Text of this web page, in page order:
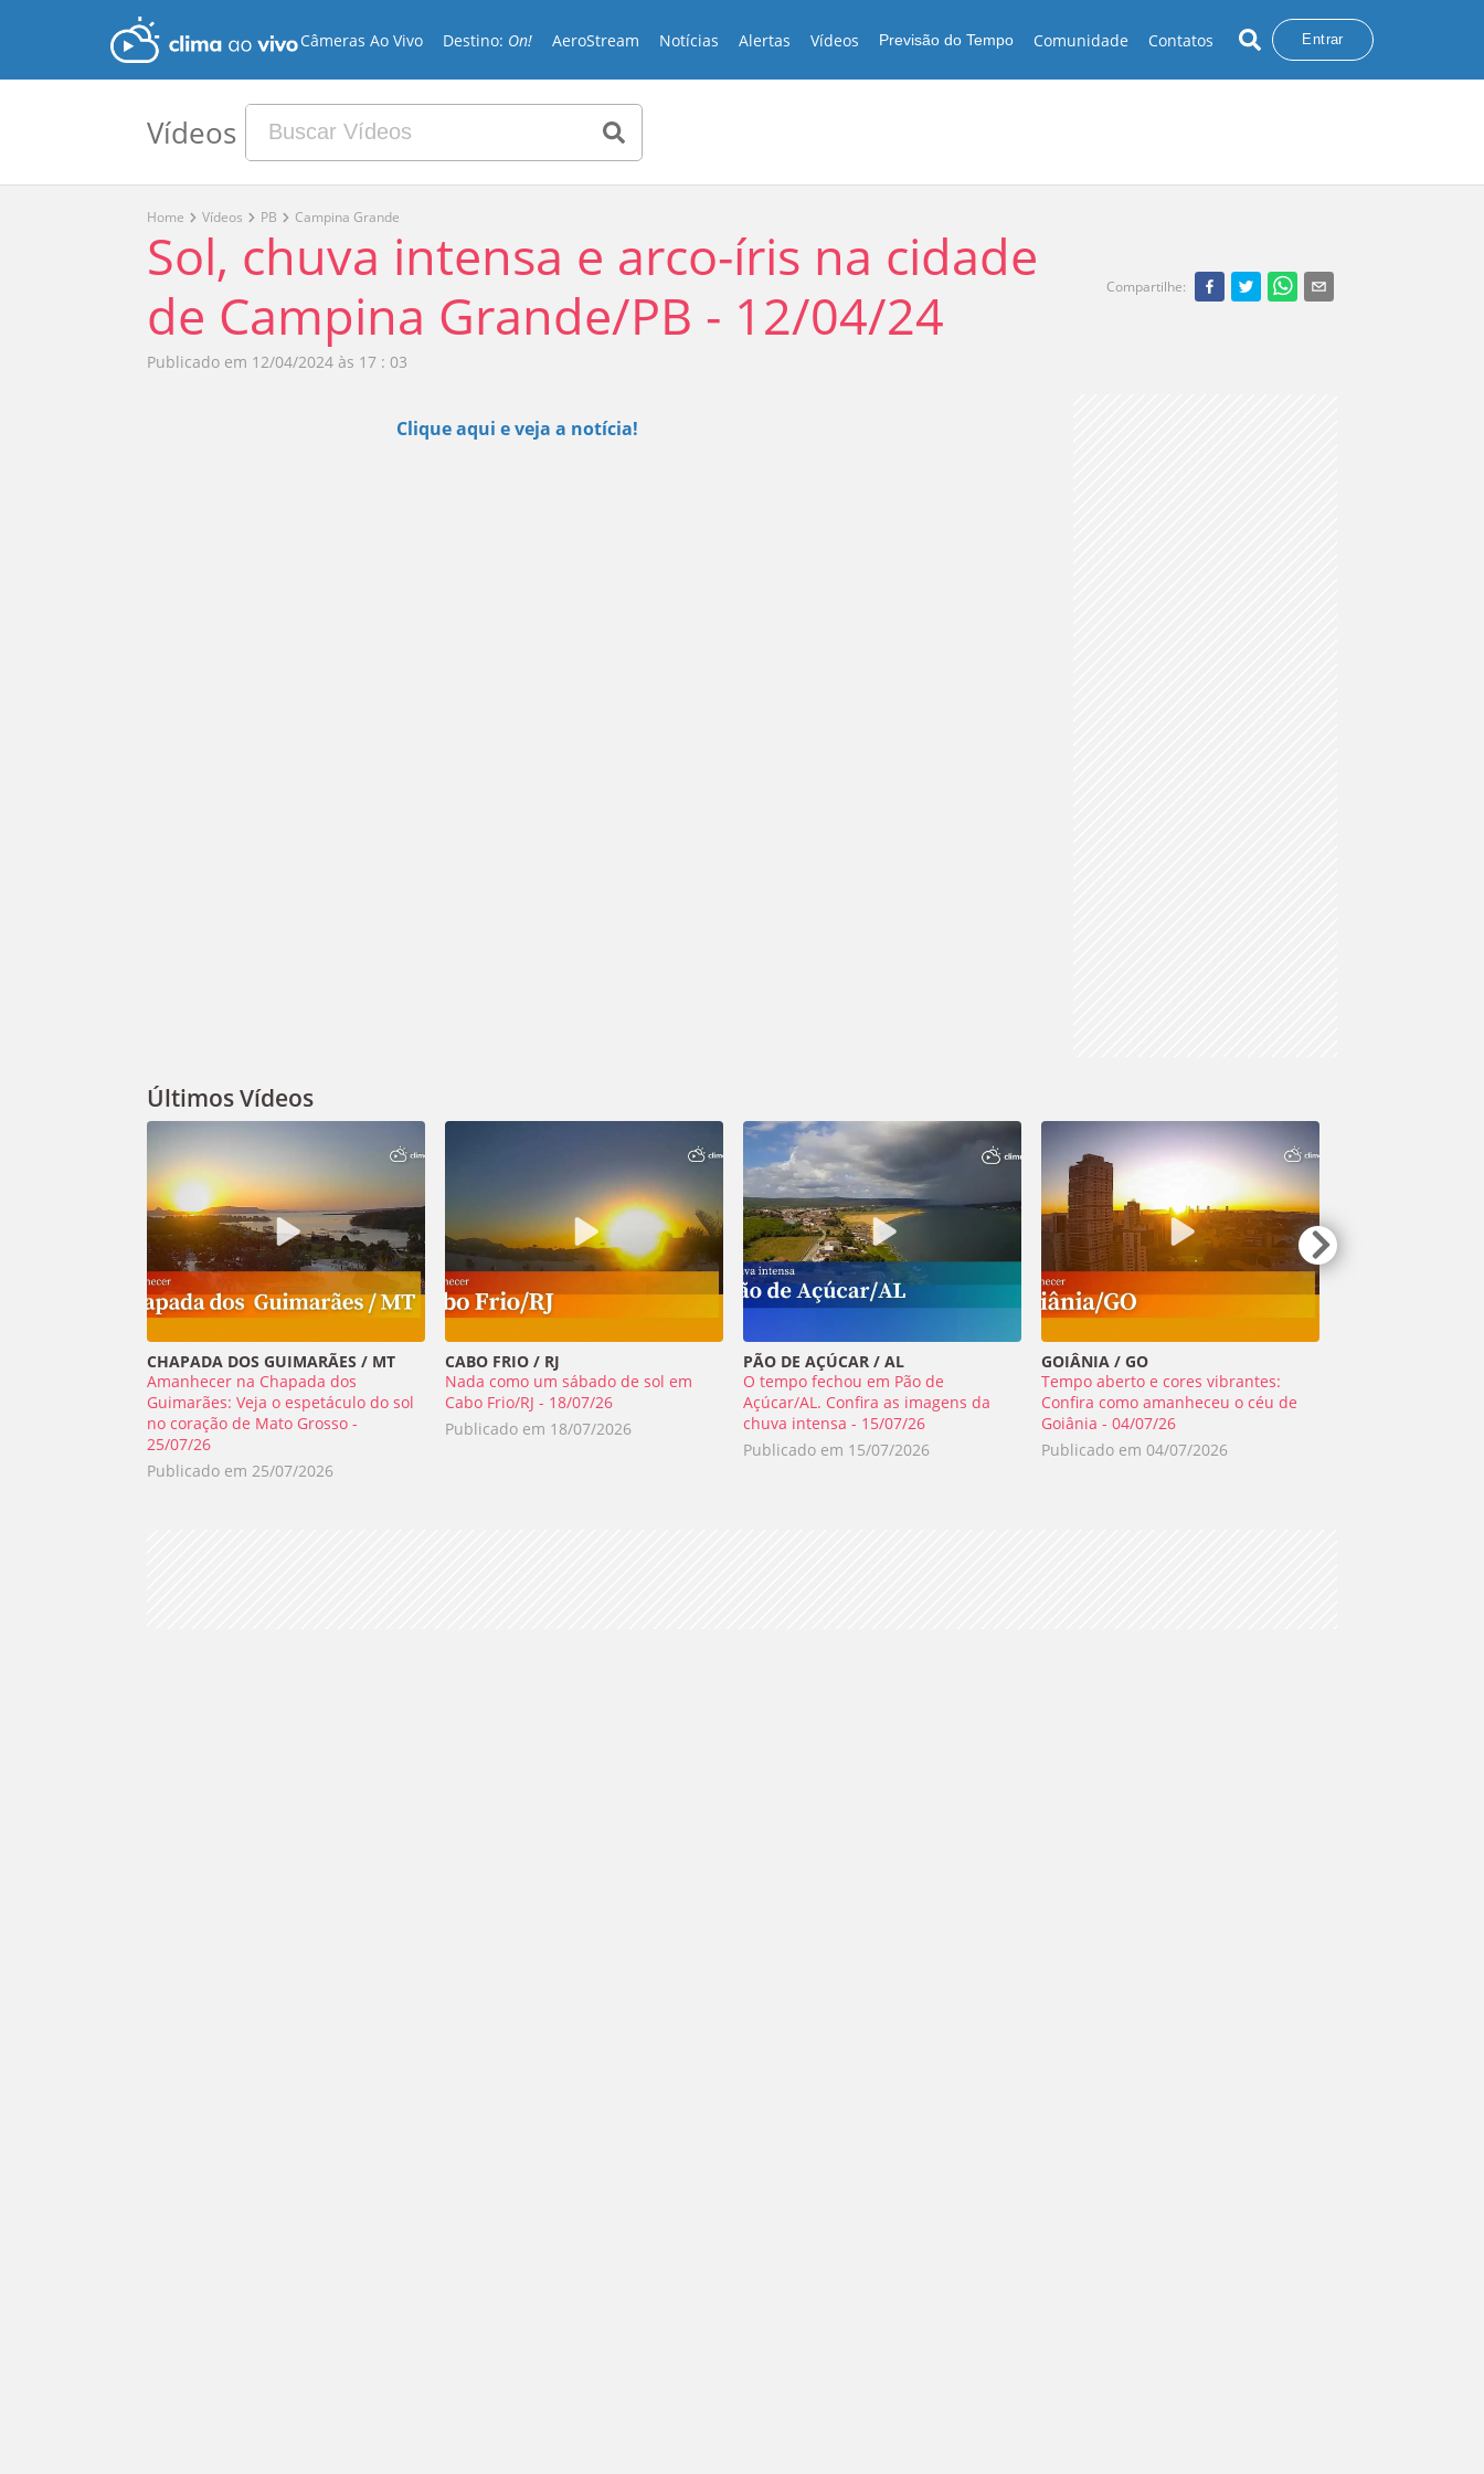
Câmeras Ao Vivo Destino: On! AeroStream Notícias Alertas Vídeos Previsão do Tempo Comunidade Contatos Entrar
Vídeos
Home Vídeos PB Campina Grande
Sol, chuva intensa e arco-íris na cidade
de Campina Grande/PB - 12/04/24
Compartilhe:
Publicado em 12/04/2024 às 17 : 03
Play
Clique aqui e veja a notícia!
Últimos Vídeos
CHAPADA DOS GUIMARÃES / MT
Amanhecer na Chapada dos
Guimarães: Veja o espetáculo do sol
no coração de Mato Grosso -
25/07/26
Publicado em 25/07/2026
CABO FRIO / RJ
Nada como um sábado de sol em
Cabo Frio/RJ - 18/07/26
Publicado em 18/07/2026
PÃO DE AÇÚCAR / AL
O tempo fechou em Pão de
Açúcar/AL. Confira as imagens da
chuva intensa - 15/07/26
Publicado em 15/07/2026
GOIÂNIA / GO
Tempo aberto e cores vibrantes:
Confira como amanheceu o céu de
Goiânia - 04/07/26
Publicado em 04/07/2026